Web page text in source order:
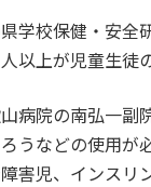
校保健・安全
以上が児童生徒
病院の南弘一
うなどの使用
害児、インス